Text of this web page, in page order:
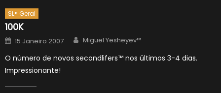
SL® Geral
100K
Posted
on
15 Janeiro 2007 Author
Miguel Yesheyev™
O número de novos secondlifers™ nos últimos 3-4 dias.
Impressionante!